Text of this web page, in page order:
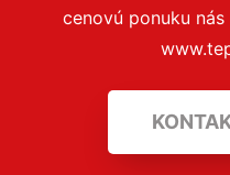
cenovú ponuku